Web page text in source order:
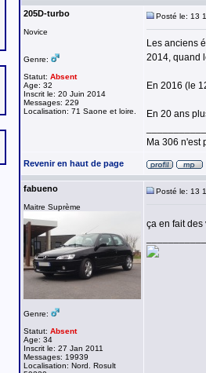
205D-turbo
Novice
Genre:
Statut: Absent
Age: 32
Inscrit le: 20 Juin 2014
Messages: 229
Localisation: 71 Saone et loire.
Posté le: 13
Les anciens
2014, quand
En 2016 (le
En 20 ans
Ma 306 n'est
Revenir en haut de page
fabueno
Maitre Suprème
Genre:
Statut: Absent
Age: 34
Inscrit le: 27 Jan 2011
Messages: 19939
Localisation: Nord. Rosult
Posté le: 13
ça en fait